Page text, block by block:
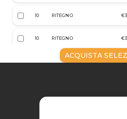
10 RITEGNO
10 RITEGNO
RETAINER
ACQUISTA